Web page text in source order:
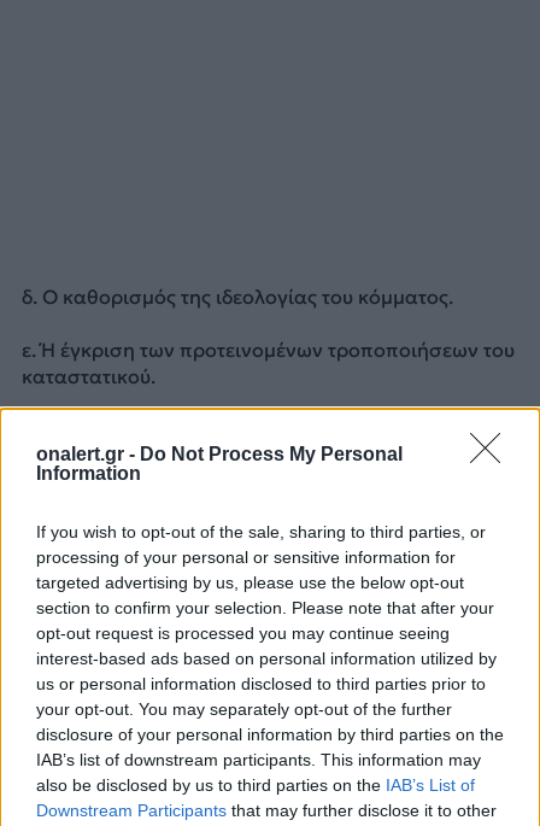
onalert.gr - Do Not Process My Personal
Information
If you wish to opt-out of the sale, sharing to third parties, or
processing of your personal or sensitive information for
targeted advertising by us, please use the below opt-out
section to confirm your selection. Please note that after your
opt-out request is processed you may continue seeing
interest-based ads based on personal information utilized by
us or personal information disclosed to third parties prior to
your opt-out. You may separately opt-out of the further
disclosure of your personal information by third parties on the
IAB’s list of downstream participants. This information may
also be disclosed by us to third parties on the IAB’s List of
Downstream Participants that may further disclose it to other
δ. Ο καθορισμός της ιδεολογίας του κόμματος.
ε. Ή έγκριση των προτεινομένων τροποποιήσεων του
καταστατικού.
Με συνέπεια στο λόγο μας, όραμα και πίστη στην
Πατρίδα, το Σύνταγμα και τις επιδιώξεις του
κόμματος, σας περιμένουμε με δυναμισμό και ελπίδα
Αναλυτικά τα θέματα - υποψηφιότητες -το
πρόγραμμα του Συνεδρίου από εδώ
Δείτε τις προγραμματικές Θέσεις του Συνδέσμου από
ΕΔΩ
ΔΙΑΦΗΜΙΣΗ